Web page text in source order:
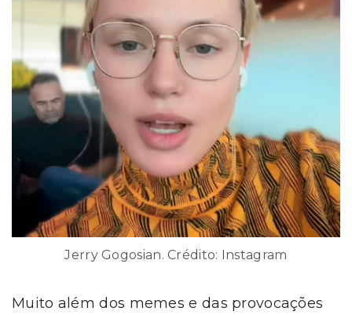
Jerry Gogosian. Crédito: Instagram
Muito além dos memes e das provocações